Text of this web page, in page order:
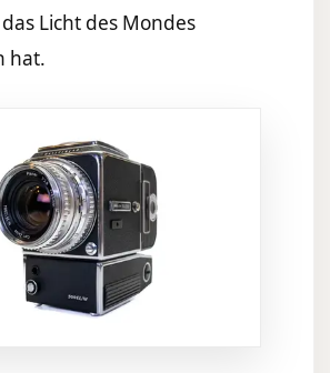
Licht des Mondes
hat.